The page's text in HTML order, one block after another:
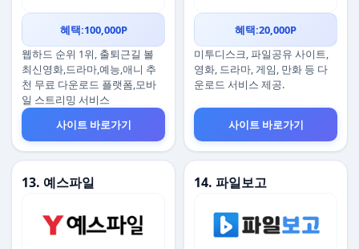
혜택:100,000P
웹하드 순위 1위, 출퇴근길 볼
최신영화,드라마,예능,애니 추
천 무료 다운로드 플랫폼,모바
일 스트리밍 서비스
사이트 바로가기
혜택:20,000P
미투디스크, 파일공유 사이트,
영화, 드라마, 게임, 만화 등 다
운로드 서비스 제공.
사이트 바로가기
13. 예스파일 14. 파일보고